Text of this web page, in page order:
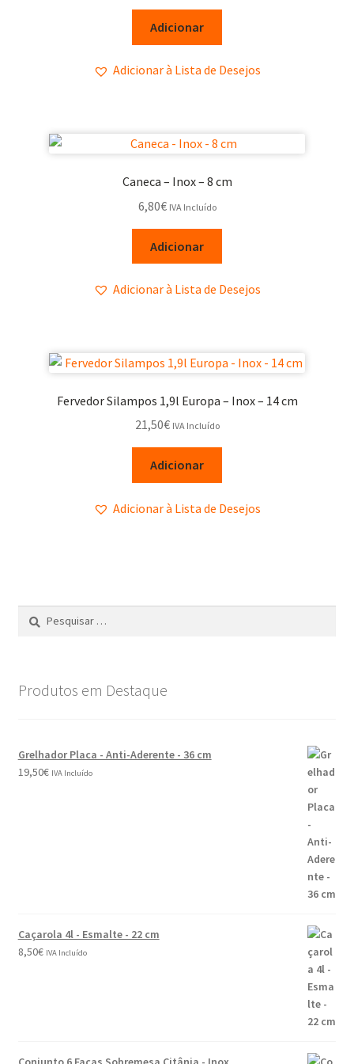
Adicionar
Adicionar à Lista de Desejos
Caneca – Inox – 8 cm
6,80€ IVA Incluído
Adicionar
Adicionar à Lista de Desejos
Fervedor Silampos 1,9l Europa – Inox – 14 cm
21,50€ IVA Incluído
Adicionar
Adicionar à Lista de Desejos
Produtos em Destaque
Grelhador Placa - Anti-Aderente - 36 cm
19,50€ IVA Incluído
Caçarola 4l - Esmalte - 22 cm
8,50€ IVA Incluído